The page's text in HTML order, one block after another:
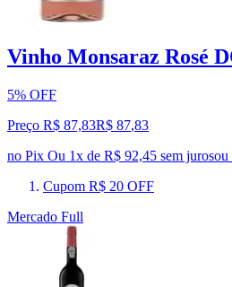
Vinho Monsaraz Rosé
5% OFF
Preço R$ 87,83R$ 87,83
no Pix Ou 1x de R$ 92,45 sem jurosou
Cupom R$ 20 OFF
Mercado Full